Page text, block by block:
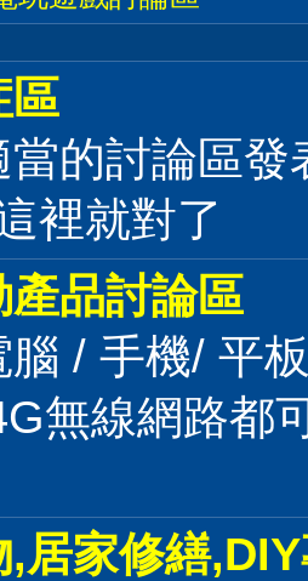
區
的討論區發
裡就對了
品討論區
腦 / 手機/ 平
無線網路都
居家修繕